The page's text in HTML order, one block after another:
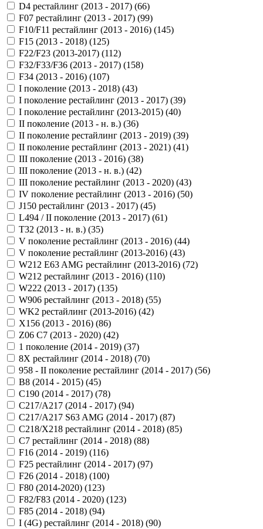
D4 рестайлинг (2013 - 2017) (66)
F07 рестайлинг (2013 - 2017) (99)
F10/F11 рестайлинг (2013 - 2016) (145)
F15 (2013 - 2018) (125)
F22/F23 (2013-2017) (112)
F32/F33/F36 (2013 - 2017) (158)
F34 (2013 - 2016) (107)
I поколение (2013 - 2018) (43)
I поколение рестайлинг (2013 - 2017) (39)
I поколение рестайлинг (2013-2015) (40)
II поколение (2013 - н. в.) (36)
II поколение рестайлинг (2013 - 2019) (39)
II поколение рестайлинг (2013 - 2021) (41)
III поколение (2013 - 2016) (38)
III поколение (2013 - н. в.) (42)
III поколение рестайлинг (2013 - 2020) (43)
IV поколение рестайлинг (2013 - 2016) (50)
J150 рестайлинг (2013 - 2017) (45)
L494 / II поколение (2013 - 2017) (61)
T32 (2013 - н. в.) (35)
V поколение рестайлинг (2013 - 2016) (44)
V поколение рестайлинг (2013-2016) (43)
W212 E63 AMG рестайлинг (2013-2016) (72)
W212 рестайлинг (2013 - 2016) (110)
W222 (2013 - 2017) (135)
W906 рестайлинг (2013 - 2018) (55)
WK2 рестайлинг (2013-2016) (42)
X156 (2013 - 2016) (86)
Z06 C7 (2013 - 2020) (42)
1 поколение (2014 - 2019) (37)
8X рестайлинг (2014 - 2018) (70)
958 - II поколение рестайлинг (2014 - 2017) (56)
B8 (2014 - 2015) (45)
C190 (2014 - 2017) (78)
C217/A217 (2014 - 2017) (94)
C217/A217 S63 AMG (2014 - 2017) (87)
C218/X218 рестайлинг (2014 - 2018) (85)
C7 рестайлинг (2014 - 2018) (88)
F16 (2014 - 2019) (116)
F25 рестайлинг (2014 - 2017) (97)
F26 (2014 - 2018) (100)
F80 (2014-2020) (123)
F82/F83 (2014 - 2020) (123)
F85 (2014 - 2018) (94)
I (4G) рестайлинг (2014 - 2018) (90)